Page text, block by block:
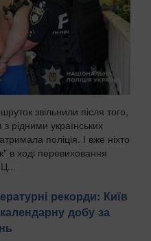
звільнили після того,
рідними українських
поліція. І вже ніхто
в ході перевиховання
рекорди: Київ
добу за